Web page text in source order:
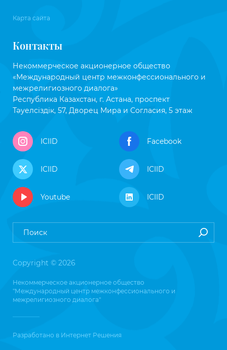
Карта сайта
Контакты
Некоммерческое акционерное общество
«Международный центр межконфессионального и
межрелигиозного диалога»
Республика Казахстан, г. Астана, проспект
Тәуелсіздік, 57, Дворец Мира и Согласия, 5 этаж
ICIID Facebook
ICIID ICIID
Youtube ICIID
Copyright © 2026
Некоммерческое акционерное общество
"Международный центр межконфессионального и
межрелигиозного диалога"
Разработано в Интернет Решения